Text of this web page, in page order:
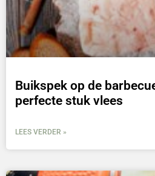
Buikspek op de
perfecte stuk vlees
LEES VERDER »